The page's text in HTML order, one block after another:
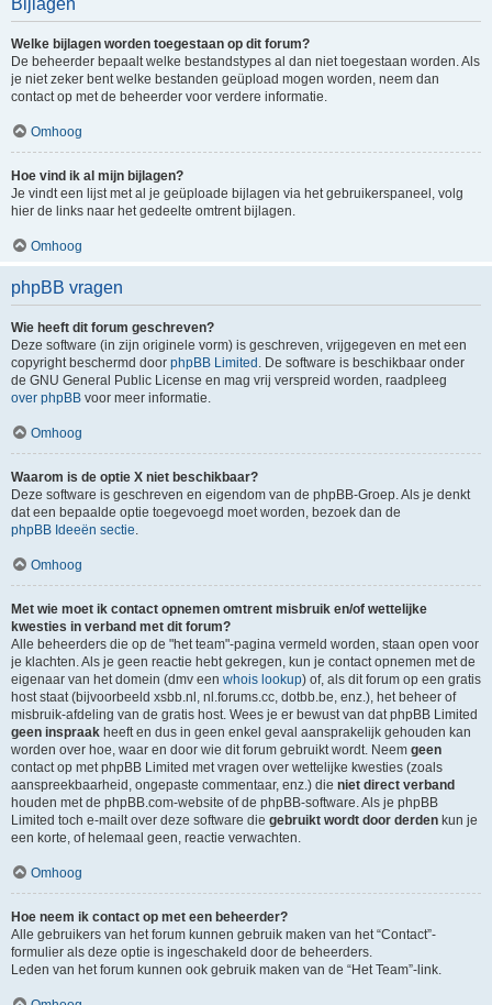
Bijlagen
Welke bijlagen worden toegestaan op dit forum?
De beheerder bepaalt welke bestandstypes al dan niet toegestaan worden. Als
je niet zeker bent welke bestanden geüpload mogen worden, neem dan
contact op met de beheerder voor verdere informatie.
Omhoog
Hoe vind ik al mijn bijlagen?
Je vindt een lijst met al je geüploade bijlagen via het gebruikerspaneel, volg
hier de links naar het gedeelte omtrent bijlagen.
Omhoog
phpBB vragen
Wie heeft dit forum geschreven?
Deze software (in zijn originele vorm) is geschreven, vrijgegeven en met een
copyright beschermd door phpBB Limited . De software is beschikbaar onder
de GNU General Public License en mag vrij verspreid worden, raadpleeg
over phpBB voor meer informatie.
Omhoog
Waarom is de optie X niet beschikbaar?
Deze software is geschreven en eigendom van de phpBB-Groep. Als je denkt
dat een bepaalde optie toegevoegd moet worden, bezoek dan de
phpBB Ideeën sectie.
Omhoog
Met wie moet ik contact opnemen omtrent misbruik en/of wettelijke
kwesties in verband met dit forum?
Alle beheerders die op de "het team"-pagina vermeld worden, staan open voor
je klachten. Als je geen reactie hebt gekregen, kun je contact opnemen met de
eigenaar van het domein (dmv een whois lookup) of, als dit forum op een gratis
host staat (bijvoorbeeld xsbb.nl, nl.forums.cc, dotbb.be, enz.), het beheer of
misbruik-afdeling van de gratis host. Wees je er bewust van dat phpBB Limited
geen inspraak heeft en dus in geen enkel geval aansprakelijk gehouden kan
worden over hoe, waar en door wie dit forum gebruikt wordt. Neem geen
contact op met phpBB Limited met vragen over wettelijke kwesties (zoals
aanspreekbaarheid, ongepaste commentaar, enz.) die niet direct verband
houden met de phpBB.com-website of de phpBB-software. Als je phpBB
Limited toch e-mailt over deze software die gebruikt wordt door derden kun je
een korte, of helemaal geen, reactie verwachten.
Omhoog
Hoe neem ik contact op met een beheerder?
Alle gebruikers van het forum kunnen gebruik maken van het “Contact”-
formulier als deze optie is ingeschakeld door de beheerders.
Leden van het forum kunnen ook gebruik maken van de “Het Team”-link.